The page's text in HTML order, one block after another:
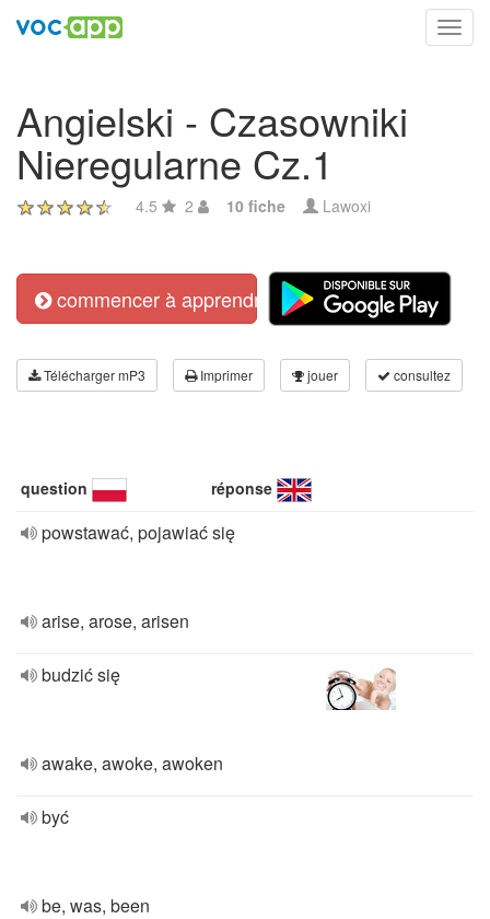
Angielski - Czasowniki
Nieregularne Cz.1
4.5 2 10 fiche Lawoxi
commencer à apprendre
Télécharger mP3 Imprimer jouer consultez
question réponse
powstawać, pojawiać się
arise, arose, arisen
budzić się
awake, awoke, awoken
być
be, was, been